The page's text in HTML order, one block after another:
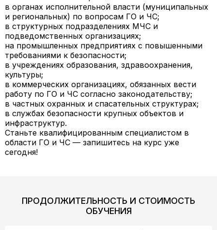
в органах исполнительной власти (муниципальных
и региональных) по вопросам ГО и ЧС;
в структурных подразделениях МЧС и
подведомственных организациях;
на промышленных предприятиях с повышенными
требованиями к безопасности;
в учреждениях образования, здравоохранения,
культуры;
в коммерческих организациях, обязанных вести
работу по ГО и ЧС согласно законодательству;
в частных охранных и спасательных структурах;
в службах безопасности крупных объектов и
инфраструктур.
Станьте квалифицированным специалистом в
области ГО и ЧС — запишитесь на курс уже
сегодня!
ПРОДОЛЖИТЕЛЬНОСТЬ И СТОИМОСТЬ
ОБУЧЕНИЯ